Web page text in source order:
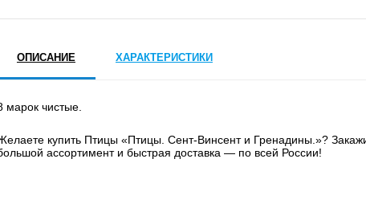
ОПИСАНИЕ ХАРАКТЕРИСТИКИ
марок чистые.
купить Птицы «Птицы. Сент-Винсент и Гренадины.»?
ассортимент и быстрая доставка — по всей России!